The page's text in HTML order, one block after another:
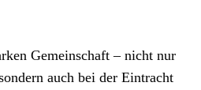
Gemeinschaft – nicht nur
auch bei der Eintracht